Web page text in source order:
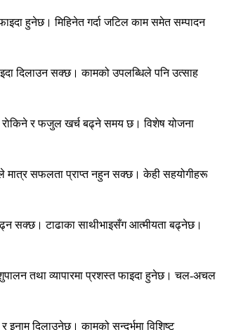
हुनेछ। मिहिनेत गर्दा जटिल काम समेत सम्पादन
दिलाउन सक्छ। कामको उपलब्धिले पनि उत्साह
राेकिने र फजुल खर्च बढ्ने समय छ। विशेष योजना
मात्र सफलता प्राप्त नहुन सक्छ। केही सहयोगीहरू
सक्छ। टाढाका साथीभाइसँग आत्मीयता बढ्नेछ।
तथा व्यापारमा प्रशस्त फाइदा हुनेछ। चल-अचल
दिलाउनेछ। कामको सन्दर्भमा विशिष्ट